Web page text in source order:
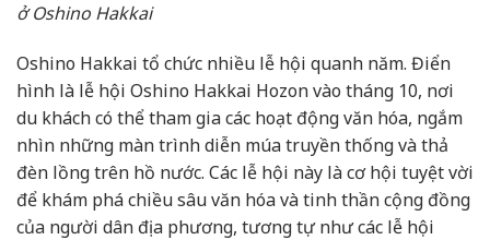
ở Oshino Hakkai
Oshino Hakkai tổ chức nhiều lễ hội quanh năm. Điển
hình là lễ hội Oshino Hakkai Hozon vào tháng 10, nơi
du khách có thể tham gia các hoạt động văn hóa, ngắm
nhìn những màn trình diễn múa truyền thống và thả
đèn lồng trên hồ nước. Các lễ hội này là cơ hội tuyệt vời
để khám phá chiều sâu văn hóa và tinh thần cộng đồng
của người dân địa phương, tương tự như các lễ hội